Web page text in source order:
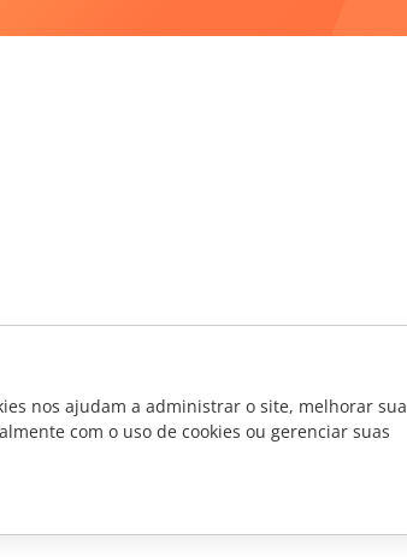
nos ajudam a administrar o site, melhorar sua
com o uso de cookies ou gerenciar suas